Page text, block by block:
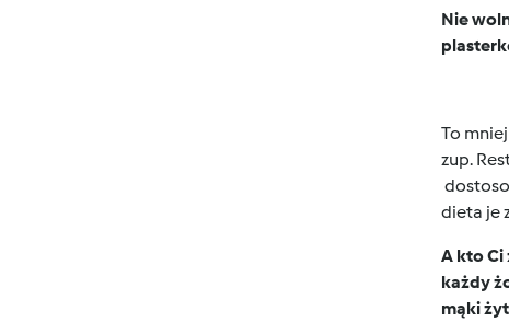
Nie
To
zup.
dieta je
A kto Ci
każdy
mąki